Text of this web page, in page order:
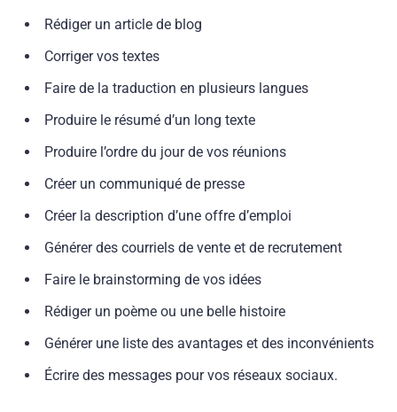
Rédiger un article de blog
Corriger vos textes
Faire de la traduction en plusieurs langues
Produire le résumé d’un long texte
Produire l’ordre du jour de vos réunions
Créer un communiqué de presse
Créer la description d’une offre d’emploi
Générer des courriels de vente et de recrutement
Faire le brainstorming de vos idées
Rédiger un poème ou une belle histoire
Générer une liste des avantages et des inconvénients
Écrire des messages pour vos réseaux sociaux.